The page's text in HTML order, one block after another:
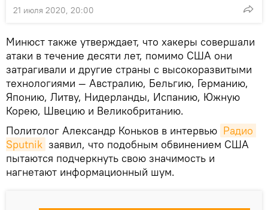
21 июля 2020, 20:00
Минюст также утверждает, что хакеры совершали
атаки в течение десяти лет, помимо США они
затрагивали и другие страны с высокоразвитыми
технологиями — Австралию, Бельгию, Германию,
Японию, Литву, Нидерланды, Испанию, Южную
Корею, Швецию и Великобританию.
Политолог Александр Коньков в интервью Радио
Sputnik заявил, что подобным обвинением США
пытаются подчеркнуть свою значимость и
нагнетают информационный шум.